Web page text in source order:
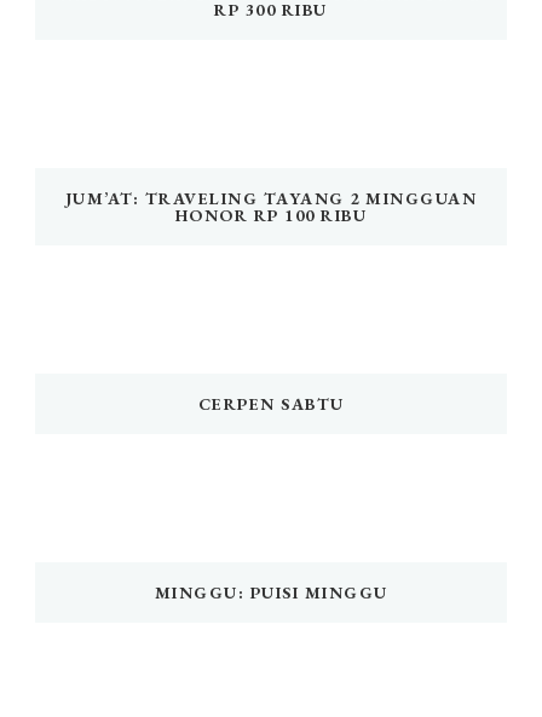
RP 300 RIBU
JUM’AT: TRAVELING TAYANG 2 MINGGUAN
HONOR RP 100 RIBU
CERPEN SABTU
MINGGU: PUISI MINGGU